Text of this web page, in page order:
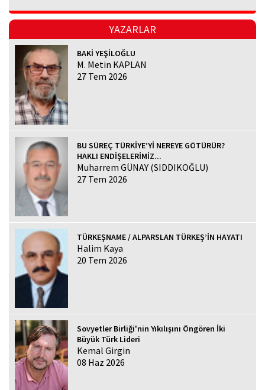
YAZARLAR
BAKİ YEŞİLOĞLU
M. Metin KAPLAN
27 Tem 2026
BU SÜREÇ TÜRKİYE’Yİ NEREYE GÖTÜRÜR?
HAKLI ENDİŞELERİMİZ...
Muharrem GÜNAY (SIDDIKOĞLU)
27 Tem 2026
TÜRKEŞNAME / ALPARSLAN TÜRKEŞ’İN HAYATI
Halim Kaya
20 Tem 2026
Sovyetler Birliği'nin Yıkılışını Öngören İki
Büyük Türk Lideri
Kemal Girgin
08 Haz 2026